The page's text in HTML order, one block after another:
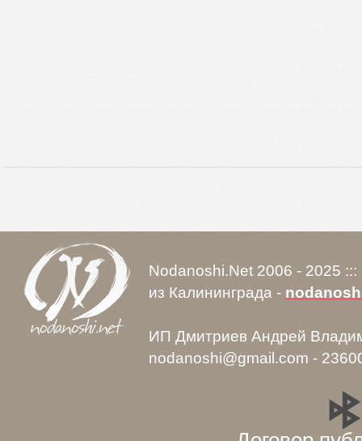
Nodanoshi.Net 2006 - 2025
из Калининграда -
ИП Дмитриев Андрей
nodanoshi@gmail.com -